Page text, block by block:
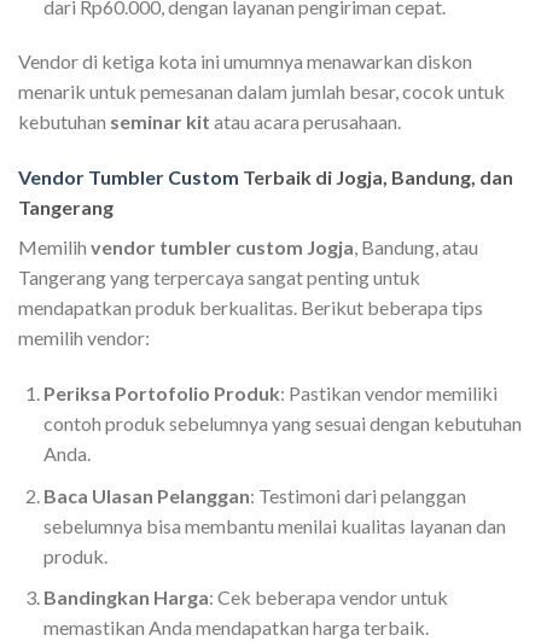
dari Rp60.000, dengan layanan pengiriman cepat.
Vendor di ketiga kota ini umumnya menawarkan diskon
menarik untuk pemesanan dalam jumlah besar, cocok untuk
kebutuhan seminar kit atau acara perusahaan.
Vendor Tumbler Custom Terbaik di Jogja, Bandung, dan
Tangerang
Memilih vendor tumbler custom Jogja, Bandung, atau
Tangerang yang terpercaya sangat penting untuk
mendapatkan produk berkualitas. Berikut beberapa tips
memilih vendor:
Periksa Portofolio Produk: Pastikan vendor memiliki
contoh produk sebelumnya yang sesuai dengan kebutuhan
Anda.
Baca Ulasan Pelanggan: Testimoni dari pelanggan
sebelumnya bisa membantu menilai kualitas layanan dan
produk.
Bandingkan Harga: Cek beberapa vendor untuk
memastikan Anda mendapatkan harga terbaik.